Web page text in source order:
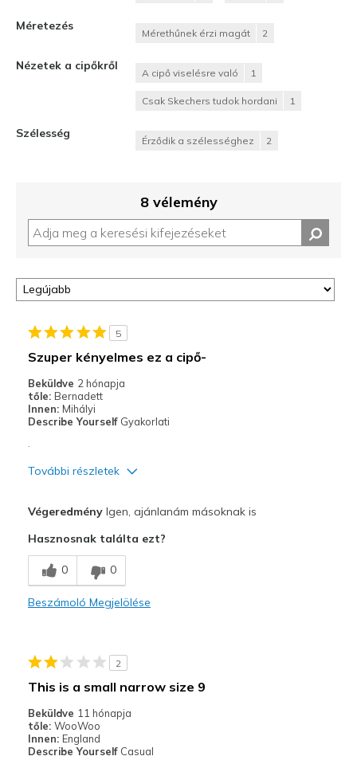
Méretezés
Mérethűnek érzi magát 2
Nézetek a cipőkről
A cipő viselésre való 1
Csak Skechers tudok hordani 1
Szélesség
Érződik a szélességhez 2
8 vélemény
5
Szuper kényelmes ez a cipő-
Beküldve 2 hónapja
tőle: Bernadett
Innen: Mihályi
Describe Yourself Gyakorlati
.
További részletek
Kontra
Remek minőség
Nézetek a cipőkről
VégeredményIgen, ajánlanám másoknak is
Hasznosnak találta ezt?
0 0
Beszámoló Megjelölése
2
This is a small narrow size 9
Beküldve 11 hónapja
tőle: WooWoo
Innen: England
Describe Yourself Casual